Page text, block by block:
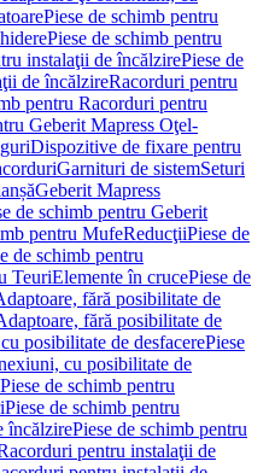
Piese de schimb pentru
Piese de schimb pentru
instalaţii de încălzirePiese de
de încălzireRacorduri pentru
pentru Racorduri pentru
Geberit Mapress Oţel-
Dispozitive de fixare pentru
Garnituri de sistemSeturi
Geberit Mapress
de schimb pentru Geberit
pentru MufeReducţiiPiese de
de schimb pentru
TeuriElemente în crucePiese de
fără posibilitate de
fără posibilitate de
posibilitate de desfacerePiese
cu posibilitate de
Piese de schimb pentru
Piese de schimb pentru
încălzirePiese de schimb pentru
pentru instalaţii de